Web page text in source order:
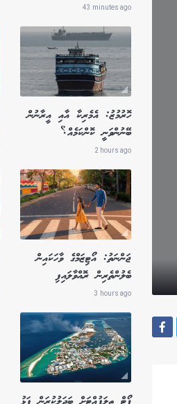
43 minutes ago
ހޮރުމުޒު: އެމެރިކާ އާއި އީރާނުން
ބޭނުންވަނީ ކޮންކަމެއް؟
2 hours ago
ޖަންނަތު: އޯޓިޒަމްގެ ވާހަކައިން
ބެލުންތެރިން ރޮއްވާލައިފި
3 hours ago